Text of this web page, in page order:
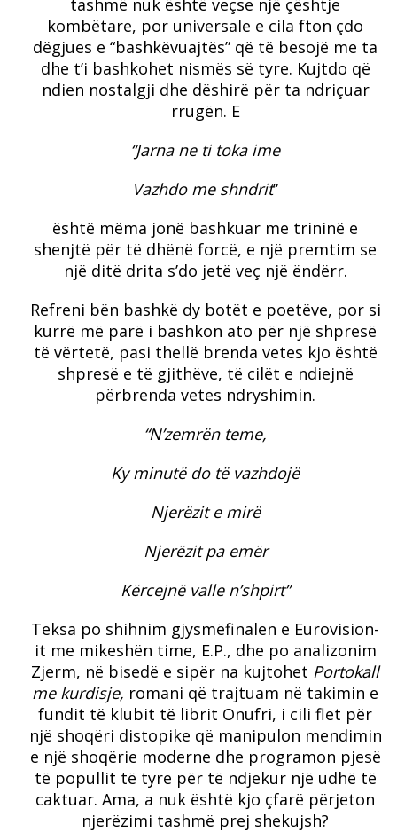
kombëtare, por universale e cila fton çdo
dëgjues e “bashkëvuajtës” që të besojë me ta
dhe t’i bashkohet nismës së tyre. Kujtdo që
ndien nostalgji dhe dëshirë për ta ndriçuar
rrugën. E
“Jarna ne ti toka ime
Vazhdo me shndrit”
është mëma jonë bashkuar me trininë e
shenjtë për të dhënë forcë, e një premtim se
një ditë drita s’do jetë veç një ëndërr.
Refreni bën bashkë dy botët e poetëve, por si
kurrë më parë i bashkon ato për një shpresë
të vërtetë, pasi thellë brenda vetes kjo është
shpresë e të gjithëve, të cilët e ndiejnë
përbrenda vetes ndryshimin.
“N’zemrën teme,
Ky minutë do të vazhdojë
Njerëzit e mirë
Njerëzit pa emër
Kërcejnë valle n’shpirt”
Teksa po shihnim gjysmëfinalen e Eurovision-
it me mikeshën time, E.P., dhe po analizonim
Zjerm, në bisedë e sipër na kujtohet Portokall
me kurdisje, romani që trajtuam në takimin e
fundit të klubit të librit Onufri, i cili flet për
një shoqëri distopike që manipulon mendimin
e një shoqërie moderne dhe programon pjesë
të popullit të tyre për të ndjekur një udhë të
caktuar. Ama, a nuk është kjo çfarë përjeton
njerëzimi tashmë prej shekujsh?